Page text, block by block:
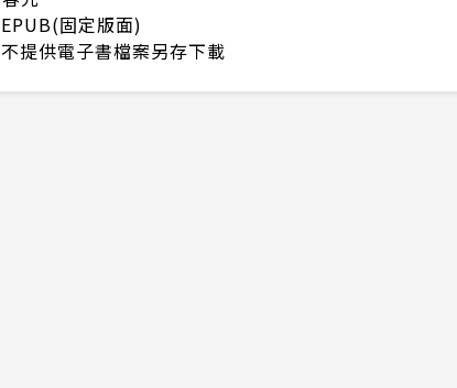
EPUB(固定版面)
不提供電子書檔案另存下載